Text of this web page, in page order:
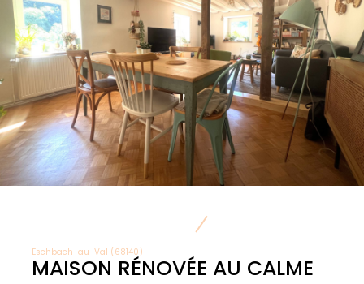
Eschbach-au-Val (68140)
MAISON RÉNOVÉE AU CALME